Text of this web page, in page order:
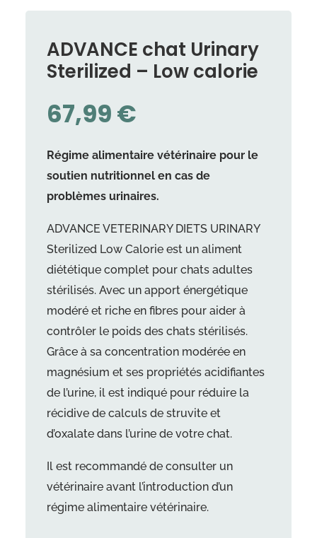
ADVANCE chat Urinary
Sterilized – Low calorie
67,99€
Régime alimentaire vétérinaire pour le
soutien nutritionnel en cas de
problèmes urinaires.
ADVANCE VETERINARY DIETS URINARY
Sterilized Low Calorie est un aliment
diététique complet pour chats adultes
stérilisés. Avec un apport énergétique
modéré et riche en fibres pour aider à
contrôler le poids des chats stérilisés.
Grâce à sa concentration modérée en
magnésium et ses propriétés acidifiantes
de l’urine, il est indiqué pour réduire la
récidive de calculs de struvite et
d’oxalate dans l’urine de votre chat.
Il est recommandé de consulter un
vétérinaire avant l’introduction d’un
régime alimentaire vétérinaire.